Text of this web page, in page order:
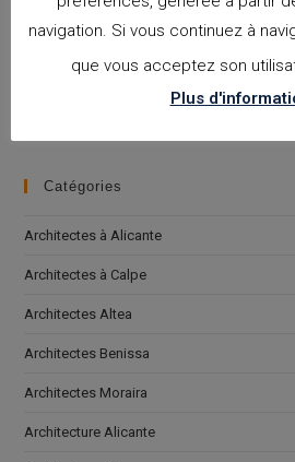
Please
J'accepte la
Catégories
Architectes à Alicante
Architectes à Calpe
Architectes Altea
Architectes Benissa
Architectes Moraira
Architecture Alicante
navigation. Si vous continuez à
que vous acceptez son
Plus